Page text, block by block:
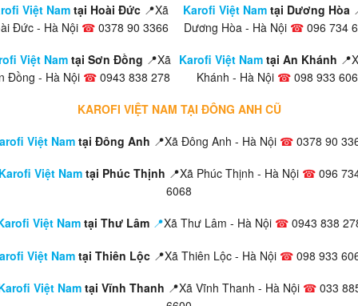
Việt Nam tại Hoài Đức 📍Xã
Đức - Hà Nội ☎ 0378 90 3366
Karofi Việt Nam tại Dương Hòa
Dương Hòa - Hà Nội ☎ 096 734
Việt Nam tại Sơn Đồng 📍Xã
Đồng - Hà Nội ☎ 0943 838 278
Karofi Việt Nam tại An Khánh
Khánh - Hà Nội ☎ 098 933
KAROFI VIỆT NAM TẠI ĐÔNG ANH CŨ
Việt Nam tại Đông Anh 📍Xã Đông Anh - Hà Nội ☎ 0378 90
Việt Namtại Phúc Thịnh 📍Xã Phúc Thịnh - Hà Nội ☎096
6068
Việt Namtại Thư Lâm 📍Xã Thư Lâm - Hà Nội ☎ 0943 838
Việt Nam tại Thiên Lộc 📍Xã Thiên Lộc - Hà Nội ☎ 098 933
Việt Namtại Vĩnh Thanh 📍Xã Vĩnh Thanh - Hà Nội ☎033